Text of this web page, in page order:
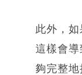
此外，
這樣會
夠完整地